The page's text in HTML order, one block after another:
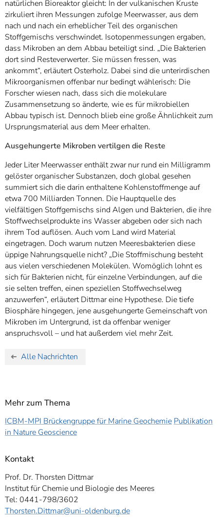
natürlichen Bioreaktor gleicht: In der vulkanischen Kruste
zirkuliert ihren Messungen zufolge Meerwasser, aus dem
nach und nach ein erheblicher Teil des organischen
Stoffgemischs verschwindet. Isotopenmessungen ergaben,
dass Mikroben an dem Abbau beteiligt sind. „Die Bakterien
dort sind Resteverwerter. Sie müssen fressen, was
ankommt“, erläutert Osterholz. Dabei sind die unterirdischen
Mikroorganismen offenbar nur bedingt wählerisch: Die
Forscher wiesen nach, dass sich die molekulare
Zusammensetzung so änderte, wie es für mikrobiellen
Abbau typisch ist. Dennoch blieb eine große Ähnlichkeit zum
Ursprungsmaterial aus dem Meer erhalten.
Ausgehungerte Mikroben vertilgen die Reste
Jeder Liter Meerwasser enthält zwar nur rund ein Milligramm
gelöster organischer Substanzen, doch global gesehen
summiert sich die darin enthaltene Kohlenstoffmenge auf
etwa 700 Milliarden Tonnen. Die Hauptquelle des
vielfältigen Stoffgemischs sind Algen und Bakterien, die ihre
Stoffwechselprodukte ins Wasser abgeben oder sich nach
ihrem Tod auflösen. Auch vom Land wird Material
eingetragen. Doch warum nutzen Meeresbakterien diese
üppige Nahrungsquelle nicht? „Die Stoffmischung besteht
aus vielen verschiedenen Molekülen. Womöglich lohnt es
sich für Bakterien nicht, für einzelne Verbindungen, auf die
sie selten treffen, einen speziellen Stoffwechselweg
anzuwerfen“, erläutert Dittmar eine Hypothese. Die tiefe
Biosphäre hingegen, jene ausgehungerte Gemeinschaft von
Mikroben im Untergrund, ist da offenbar weniger
anspruchsvoll – und hat außerdem viel mehr Zeit.
Alle Nachrichten
Mehr zum Thema
ICBM-MPI Brückengruppe für Marine Geochemie Publikation
in Nature Geoscience
Kontakt
Prof. Dr. Thorsten Dittmar
Institut für Chemie und Biologie des Meeres
Tel: 0441-798/3602
Thorsten.Dittmar@uni-oldenburg.de